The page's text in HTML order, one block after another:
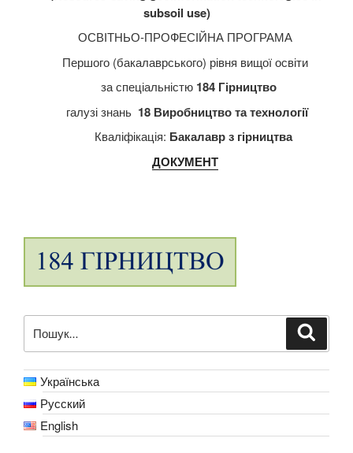
subsoil use)
ОСВІТНЬО-ПРОФЕСІЙНА ПРОГРАМА
Першого (бакалаврського) рівня вищої освіти
за спеціальністю 184 Гірництво
галузі знань 18 Виробництво та технології
Кваліфікація: Бакалавр з гірництва
ДОКУМЕНТ
за
Українська
Русский
English